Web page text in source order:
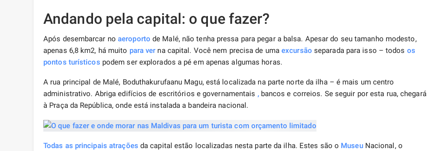
Andando pela capital: o que fazer?
Após desembarcar no aeroporto de Malé, não tenha pressa para pegar a balsa. Apesar do seu tamanho modesto,
apenas 6,8 km2, há muito para ver na capital. Você nem precisa de umaexcursão separada para isso – todos os
pontos turísticos podem ser explorados a pé em apenas algumas horas.
A rua principal de Malé, Boduthakurufaanu Magu, está localizada na parte norte da ilha – é mais um centro
administrativo. Abriga edifícios de escritórios e governamentais ,bancos e correios. Se seguir por esta rua, chegará
à Praça da República, onde está instalada a bandeira nacional.
Todas as principais atrações da capital estão localizadas nesta parte da ilha. Estes são o MuseuNacional, o